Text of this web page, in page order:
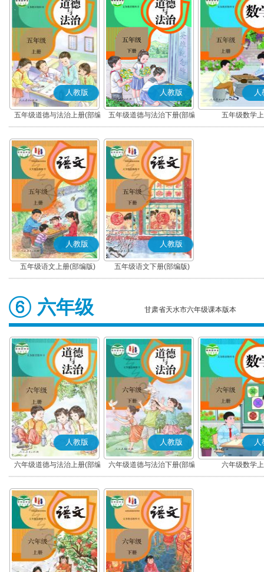
人教版
五年级道德与法治上册(部编
版)
人教版
五年级道德与法治下册(部编
版)
人
五年级数学
人教版
五年级语文上册(部编版)
人教版
五年级语文下册(部编版)
六年级 甘肃省天水市六年级课本版本
人教版
六年级道德与法治上册(部编
版)
人教版
六年级道德与法治下册(部编
版)
人
六年级数学